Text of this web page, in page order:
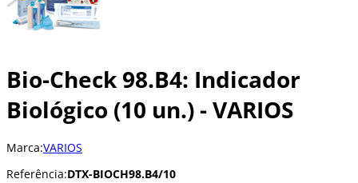
Bio-Check 98.B4: Indicador
Biológico (10 un.) - VARIOS
Marca:VARIOS
Referência:DTX-BIOCH98.B4/10